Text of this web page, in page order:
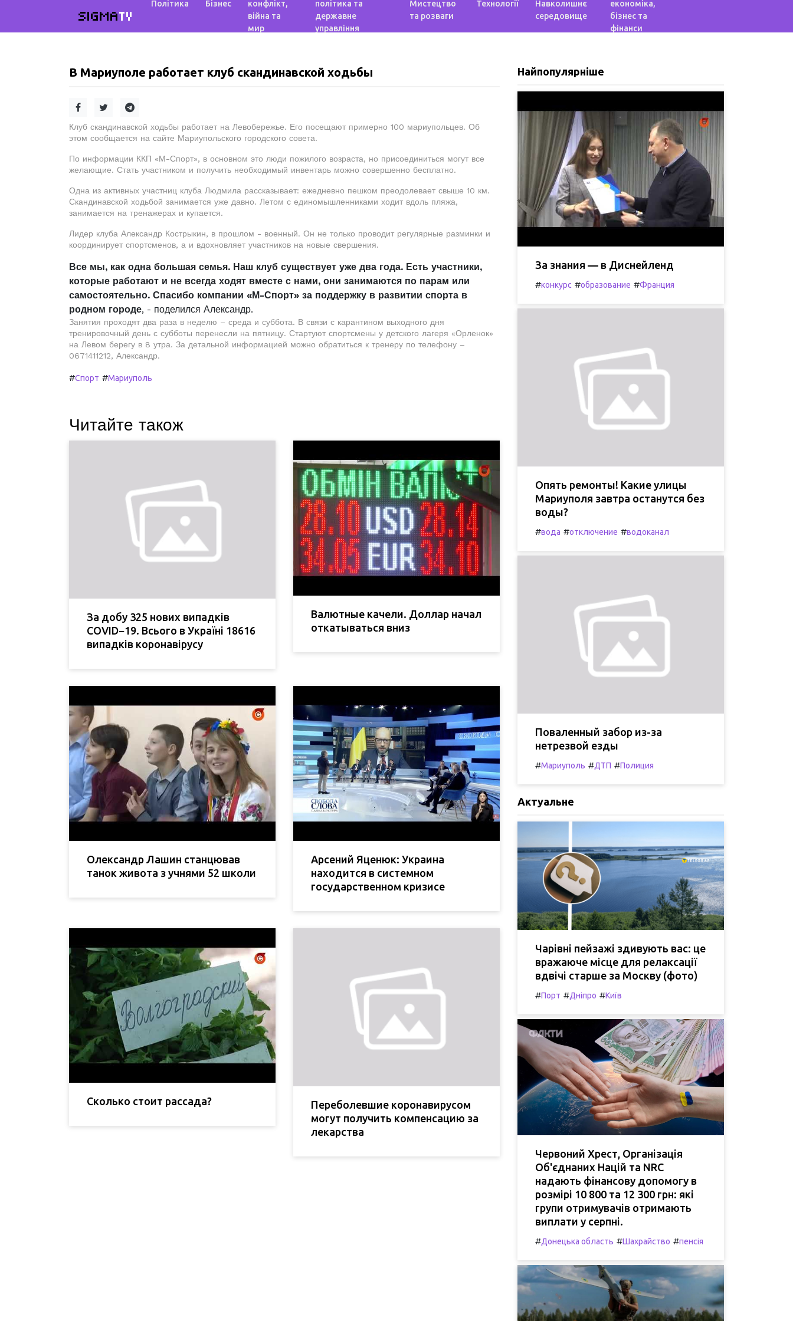
SIGMATV
Політика Бізнес
конфлікт,
війна та
мир
політика та
державне
управління
Мистецтво
та розваги
Технології
Навколишнє
середовище
економіка,
бізнес та
фінанси
В Мариуполе работает клуб скандинавской ходьбы
Клуб скандинавской ходьбы работает на Левобережье. Его посещают примерно 100 мариупольцев. Об
этом сообщается на сайте Мариупольского городского совета.
По информации ККП «М-Спорт», в основном это люди пожилого возраста, но присоединиться могут все
желающие. Стать участником и получить необходимый инвентарь можно совершенно бесплатно.
Одна из активных участниц клуба Людмила рассказывает: ежедневно пешком преодолевает свыше 10 км.
Скандинавской ходьбой занимается уже давно. Летом с единомышленниками ходит вдоль пляжа,
занимается на тренажерах и купается.
Лидер клуба Александр Кострыкин, в прошлом - военный. Он не только проводит регулярные разминки и
координирует спортсменов, а и вдохновляет участников на новые свершения.
Все мы, как одна большая семья. Наш клуб существует уже два года. Есть участники,
которые работают и не всегда ходят вместе с нами, они занимаются по парам или
самостоятельно. Спасибо компании «М-Спорт» за поддержку в развитии спорта в
родном городе, - поделился Александр.
Занятия проходят два раза в неделю – среда и суббота. В связи с карантином выходного дня
тренировочный день с субботы перенесли на пятницу. Стартуют спортсмены у детского лагеря «Орленок»
на Левом берегу в 8 утра. За детальной информацией можно обратиться к тренеру по телефону –
0671411212, Александр.
#Спорт #Мариуполь
Читайте також
За добу 325 нових випадків
COVID−19. Всього в Україні 18616
випадків коронавірусу
Валютные качели. Доллар начал
откатываться вниз
Олександр Лашин станцював
танок живота з учнями 52 школи
Арсений Яценюк: Украина
находится в системном
государственном кризисе
Сколько стоит рассада?
Переболевшие коронавирусом
могут получить компенсацию за
лекарства
Найпопулярніше
За знания — в Диснейленд
#конкурс #образование #Франция
Опять ремонты! Какие улицы
Мариуполя завтра останутся без
воды?
#вода #отключение #водоканал
Поваленный забор из-за
нетрезвой езды
#Мариуполь #ДТП #Полиция
Актуальне
Чарівні пейзажі здивують вас: це
вражаюче місце для релаксації
вдвічі старше за Москву (фото)
#Порт #Дніпро #Київ
Червоний Хрест, Організація
Об'єднаних Націй та NRC
надають фінансову допомогу в
розмірі 10 800 та 12 300 грн: які
групи отримувачів отримають
виплати у серпні.
#Донецька область #Шахрайство #пенсія